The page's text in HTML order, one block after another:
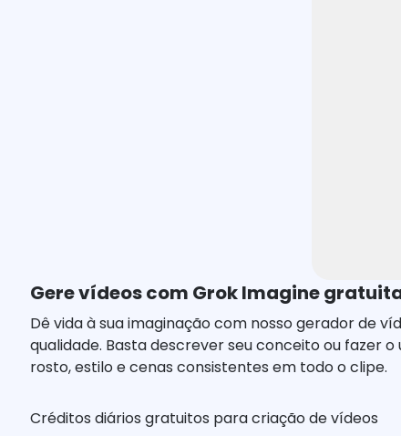
Gere vídeos com Grok Imagine
Dê vida à sua imaginação com nosso gerador de
qualidade. Basta descrever seu conceito ou fazer
rosto, estilo e cenas consistentes em todo o clipe.
Créditos diários gratuitos para criação de vídeos